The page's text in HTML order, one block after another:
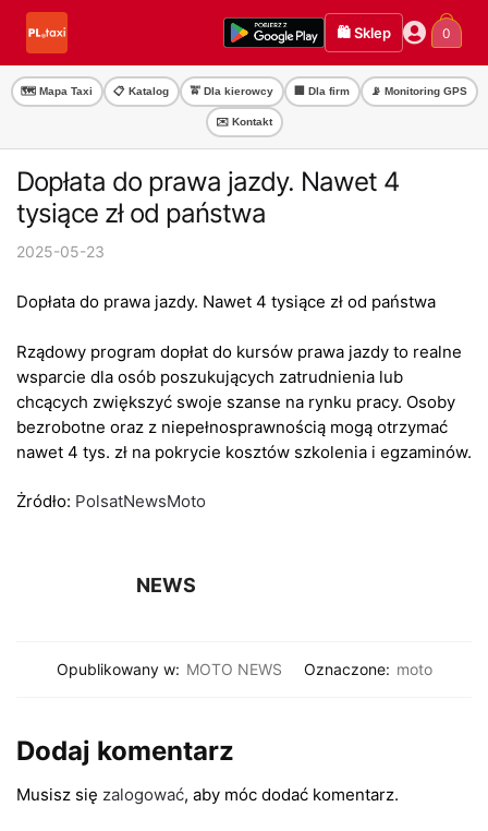
Przejdź
nawigacji
Przejdź
treści
🛍️ Sklep 0
🗺️ Mapa Taxi 📋 Katalog 🚖 Dla kierowcy 🏢 Dla firm 📡 Monitoring GPS
✉️ Kontakt
Dopłata do prawa jazdy. Nawet 4
tysiące zł od państwa
2025-05-23
Dopłata do prawa jazdy. Nawet 4 tysiące zł od państwa
Rządowy program dopłat do kursów prawa jazdy to realne
wsparcie dla osób poszukujących zatrudnienia lub
chcących zwiększyć swoje szanse na rynku pracy. Osoby
bezrobotne oraz z niepełnosprawnością mogą otrzymać
nawet 4 tys. zł na pokrycie kosztów szkolenia i egzaminów.
Żródło: PolsatNewsMoto
NEWS
Opublikowany w: MOTO NEWS Oznaczone: moto
Dodaj komentarz
Musisz się zalogować, aby móc dodać komentarz.